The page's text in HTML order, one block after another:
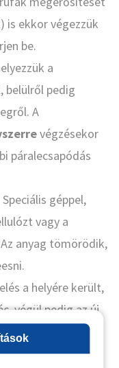
is ekkor végezzük
be.
a
pedig
A
végzésekor
páralecsapódás
Speciális géppel,
vagy a
anyag tömörödik,
a helyére került,
végül pedig az új